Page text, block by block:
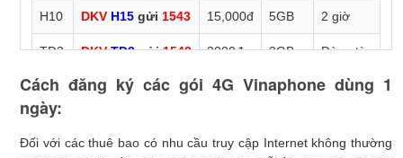
H10 DKV H15 gửi 1543 15,000đ 5GB 2 giờ
TD3 DKV TD3gửi1543 3000đ 3GB
Dùng từ
6h sáng
giới
0h đến
Cách đăng ký các gói 4G Vinaphone dùng 1
ngày:
Đối với các thuê bao có nhu cầu truy cập Internet không thường